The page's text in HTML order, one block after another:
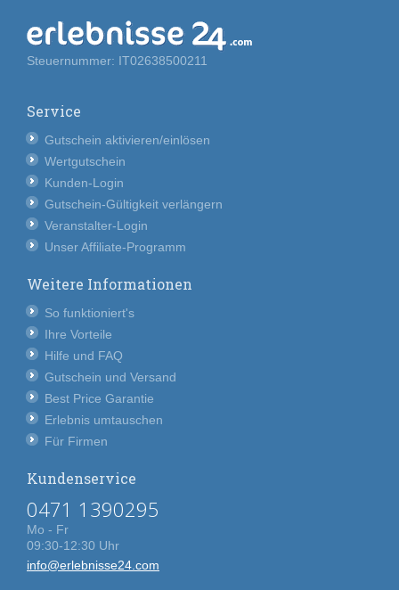
Steuernummer: IT02638500211
Service
Gutschein aktivieren/einlösen
Wertgutschein
Kunden-Login
Gutschein-Gültigkeit verlängern
Veranstalter-Login
Unser Affiliate-Programm
Weitere Informationen
So funktioniert's
Ihre Vorteile
Hilfe und FAQ
Gutschein und Versand
Best Price Garantie
Erlebnis umtauschen
Für Firmen
Kundenservice
0471 1390295
Mo - Fr
09:30-12:30 Uhr
info@erlebnisse24.com